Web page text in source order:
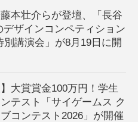
本壮介らが登壇、「長谷
デザインコンペティション
別講演会」が8月19日に開
】大賞賞金100万円！学生
テスト「サイゲームス ク
コンテスト2026」が開催